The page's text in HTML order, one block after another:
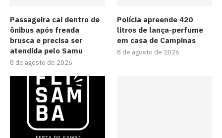
Passageira cai dentro de
ônibus após freada
brusca e precisa ser
atendida pelo Samu
8 de agosto de 2026
Polícia apreende 420
litros de lança-perfume
em casa de Campinas
8 de agosto de 2026